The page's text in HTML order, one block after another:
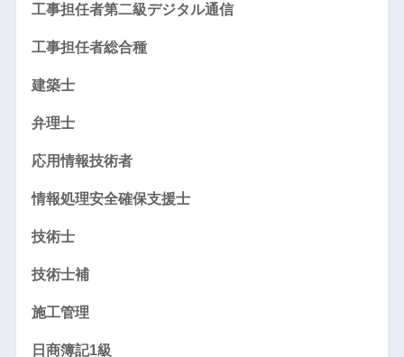
工事担任者第二級デジタル通信
工事担任者総合種
建築士
弁理士
応用情報技術者
情報処理安全確保支援士
技術士
技術士補
施工管理
日商簿記1級